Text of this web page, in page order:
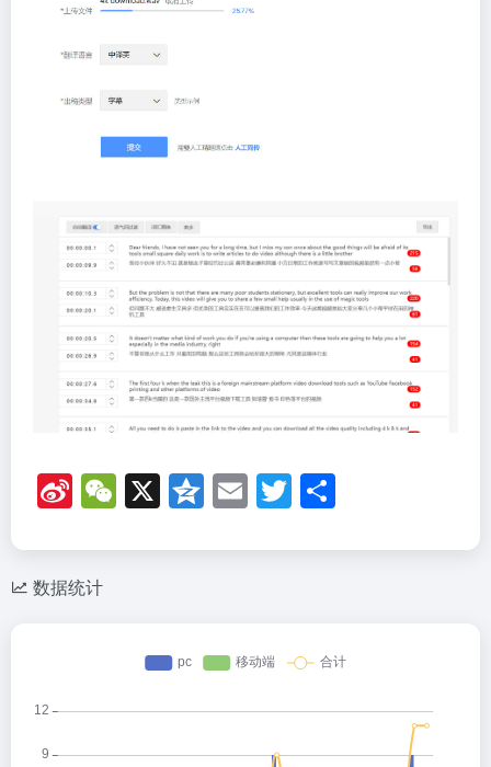
Si
n
a
W
o
W
e
C
X Q
z
o
E
m
ail
T
wi
tt
数据统计